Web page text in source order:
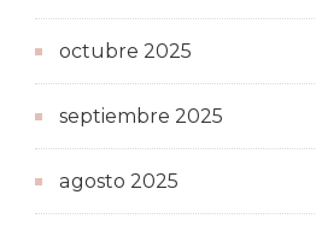
octubre 2025
septiembre 2025
agosto 2025